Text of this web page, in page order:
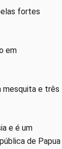
fortes
em
mesquita e três
e é um
de Papua